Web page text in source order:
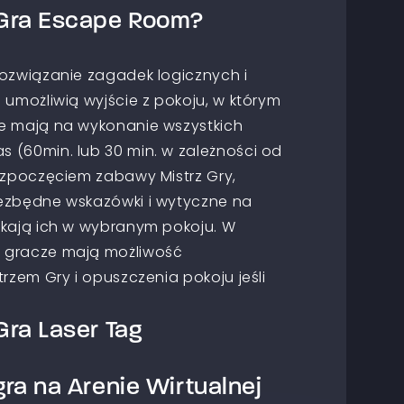
Escape Room?
zagadek logicznych i
wyjście z pokoju, w którym
mają na wykonanie wszystkich
(60min. lub 30 min. w zależności od
zabawy Mistrz Gry,
wskazówki i wytyczne na
ich w wybranym pokoju. W
gracze mają możliwość
Gry i opuszczenia pokoju jeśli
Laser Tag
laserowy. Gracze dzielą się na
na Arenie Wirtualnej